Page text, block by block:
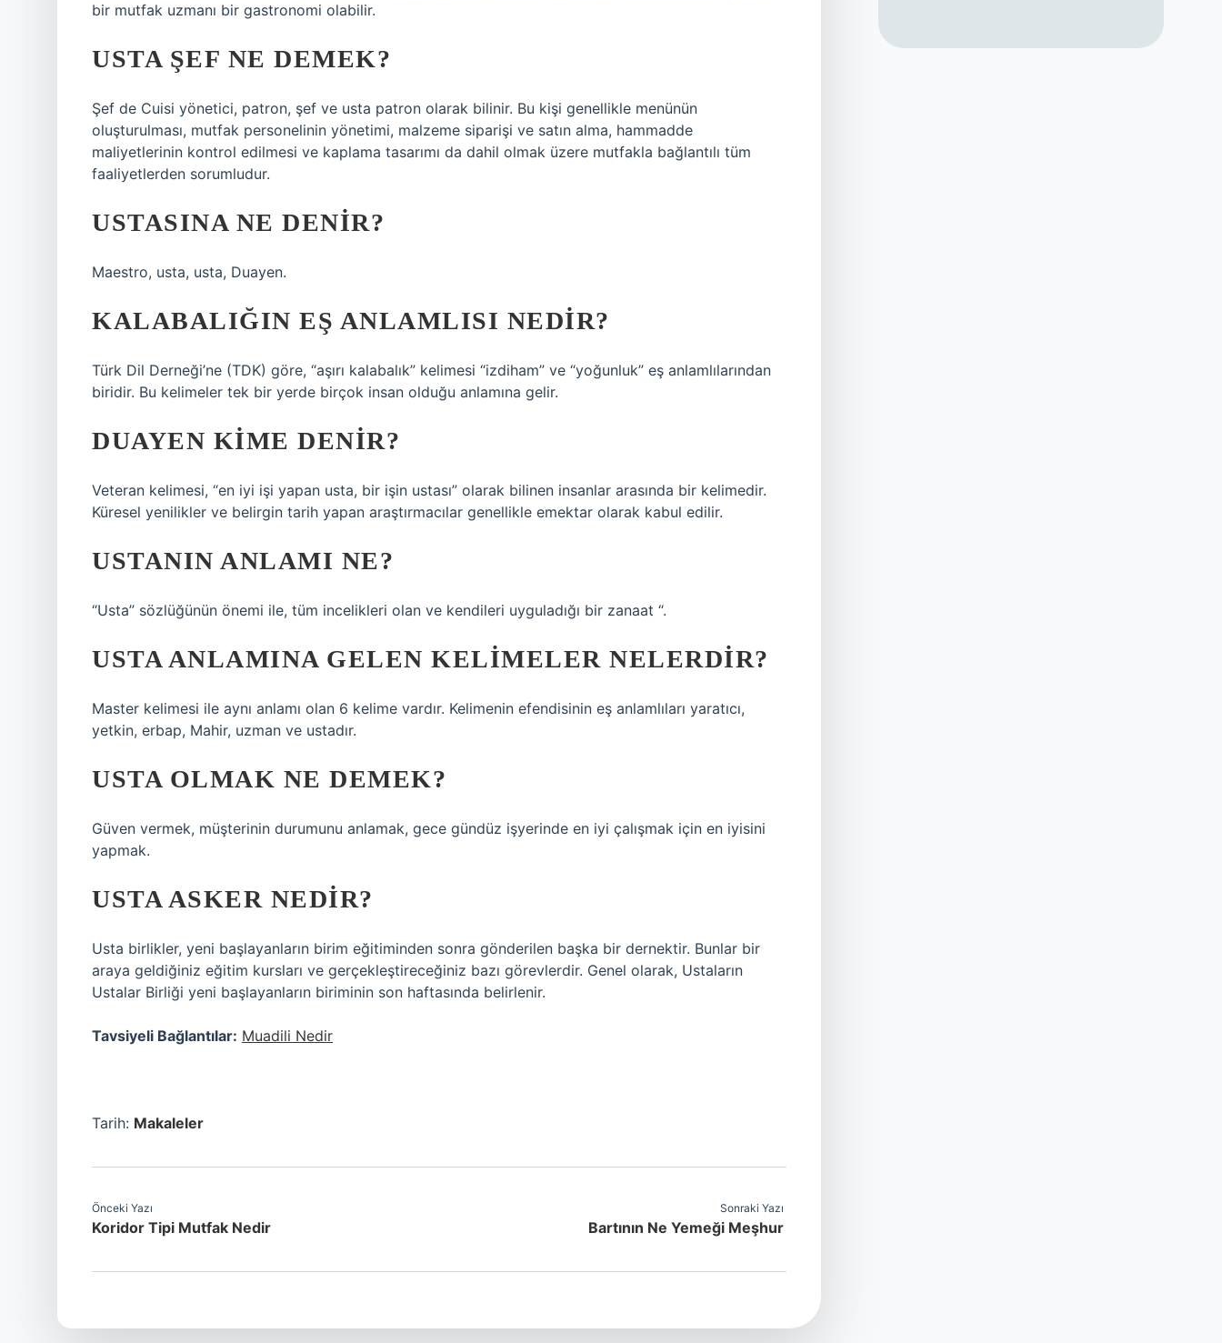
bir mutfak uzmanı bir gastronomi olabilir.
USTA ŞEF NE DEMEK?
Şef de Cuisi yönetici, patron, şef ve usta patron olarak bilinir. Bu kişi genellikle menünün
oluşturulması, mutfak personelinin yönetimi, malzeme siparişi ve satın alma, hammadde
maliyetlerinin kontrol edilmesi ve kaplama tasarımı da dahil olmak üzere mutfakla bağlantılı tüm
faaliyetlerden sorumludur.
USTASINA NE DENIR?
Maestro, usta, usta, Duayen.
KALABALIĞIN EŞ ANLAMLISI NEDIR?
Türk Dil Derneği’ne (TDK) göre, “aşırı kalabalık” kelimesi “izdiham” ve “yoğunluk” eş anlamlılarından
biridir. Bu kelimeler tek bir yerde birçok insan olduğu anlamına gelir.
DUAYEN KIME DENIR?
Veteran kelimesi, “en iyi işi yapan usta, bir işin ustası” olarak bilinen insanlar arasında bir kelimedir.
Küresel yenilikler ve belirgin tarih yapan araştırmacılar genellikle emektar olarak kabul edilir.
USTANIN ANLAMI NE?
“Usta” sözlüğünün önemi ile, tüm incelikleri olan ve kendileri uyguladığı bir zanaat “.
USTA ANLAMINA GELEN KELIMELER NELERDIR?
Master kelimesi ile aynı anlamı olan 6 kelime vardır. Kelimenin efendisinin eş anlamlıları yaratıcı,
yetkin, erbap, Mahir, uzman ve ustadır.
USTA OLMAK NE DEMEK?
Güven vermek, müşterinin durumunu anlamak, gece gündüz işyerinde en iyi çalışmak için en iyisini
yapmak.
USTA ASKER NEDIR?
Usta birlikler, yeni başlayanların birim eğitiminden sonra gönderilen başka bir dernektir. Bunlar bir
araya geldiğiniz eğitim kursları ve gerçekleştireceğiniz bazı görevlerdir. Genel olarak, Ustaların
Ustalar Birliği yeni başlayanların biriminin son haftasında belirlenir.
Tavsiyeli Bağlantılar: Muadili Nedir
Tarih: Makaleler
Önceki Yazı
Koridor Tipi Mutfak Nedir
Sonraki Yazı
Bartının Ne Yemeği Meşhur